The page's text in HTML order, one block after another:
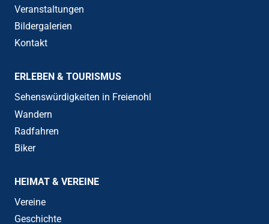
Veranstaltungen
Bildergalerien
Kontakt
ERLEBEN & TOURISMUS
Sehenswürdigkeiten in Freienohl
Wandern
Radfahren
Biker
HEIMAT & VEREINE
Vereine
Geschichte